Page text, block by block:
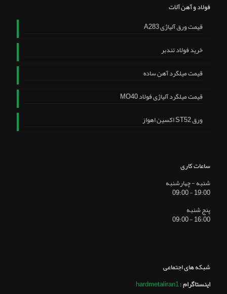
فولاد و آهن آلات
قیمت ورق آلیاژی A283
خرید فولاد تندبر
قیمت میلگرد آهن ساده
قیمت میلگرد آلیاژی فولاد MO40
ورق ST52 اکسین اهواز
ساعات کاری
شنبه - چهارشنبه
19:00 - 09:00
پنج شنبه
16:00 - 09:00
شبکه های اجتماعی
اینستاگرام:
hardmetaliran1